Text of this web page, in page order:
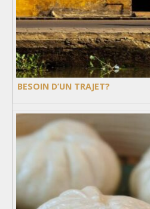
BESOIN D’UN TRAJET?